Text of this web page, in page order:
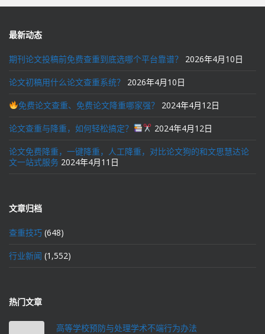
最新动态
期刊论文投稿前免费查重到底选哪个平台靠谱？ 2026年4月10日
论文初稿用什么论文查重系统？ 2026年4月10日
免费论文查重、免费论文降重哪家强？ 2024年4月12日
论文查重与降重，如何轻松搞定？ 2024年4月12日
论文免费降重，一键降重，人工降重，对比论文狗的和文思慧达论
文一站式服务 2024年4月11日
文章归档
查重技巧 (648)
行业新闻 (1,552)
热门文章
高等学校预防与处理学术不端行为办法